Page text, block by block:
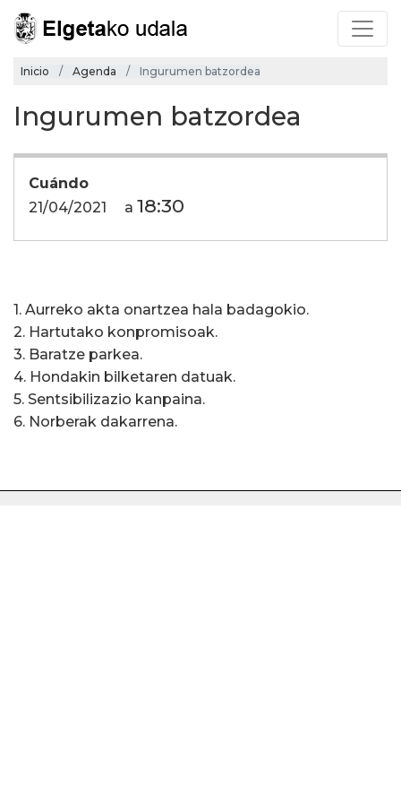
Inicio Agenda Ingurumen batzordea
Ingurumen batzordea
Cuándo
21/04/2021
a 18:30
1. Aurreko akta onartzea hala badagokio.
2. Hartutako konpromisoak.
3. Baratze parkea.
4. Hondakin bilketaren datuak.
5. Sentsibilizazio kanpaina.
6. Norberak dakarrena.